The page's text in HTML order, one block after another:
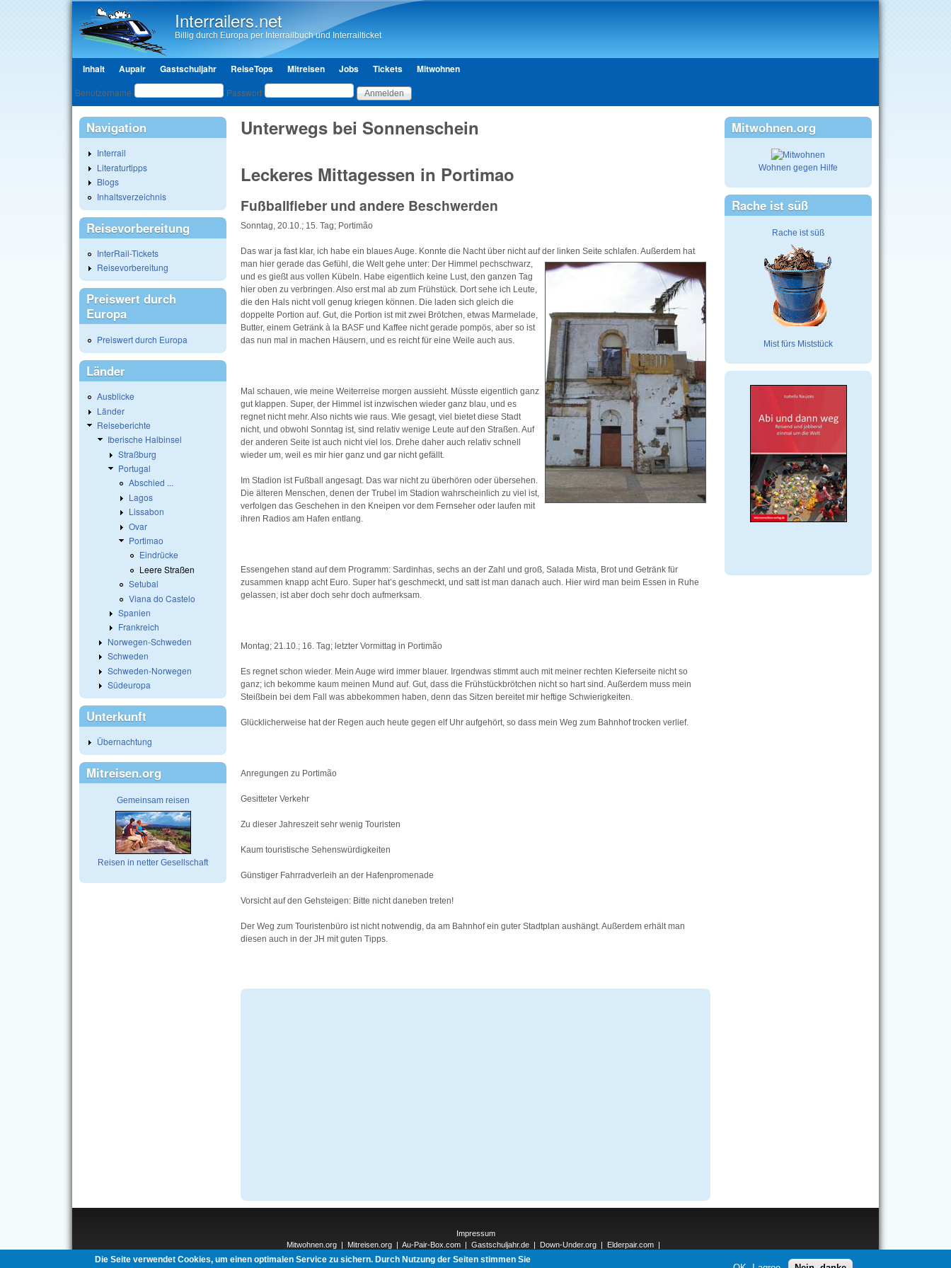
Interrailers.net
Billig durch Europa per Interrailbuch und Interrailticket
Hauptmenü
Inhalt Aupair Gastschuljahr ReiseTops Mitreisen Jobs Tickets Mitwohnen
Benutzeranmeldung
Benutzername Passwort
Unterwegs bei Sonnenschein
Leckeres Mittagessen in Portimao
Fußballfieber und andere Beschwerden
Sonntag, 20.10.; 15. Tag; Portimão
Das war ja fast klar, ich habe ein blaues Auge. Konnte die Nacht über nicht auf der linken Seite schlafen. Außerdem hat
man hier gerade das Gefühl, die Welt gehe unter: Der Himmel pechschwarz,
und es gießt aus vollen Kübeln. Habe eigentlich keine Lust, den ganzen Tag
hier oben zu verbringen. Also erst mal ab zum Frühstück. Dort sehe ich Leute,
die den Hals nicht voll genug kriegen können. Die laden sich gleich die
doppelte Portion auf. Gut, die Portion ist mit zwei Brötchen, etwas Marmelade,
Butter, einem Getränk à la BASF und Kaffee nicht gerade pompös, aber so ist
das nun mal in machen Häusern, und es reicht für eine Weile auch aus.
Mal schauen, wie meine Weiterreise morgen aussieht. Müsste eigentlich ganz
gut klappen. Super, der Himmel ist inzwischen wieder ganz blau, und es
regnet nicht mehr. Also nichts wie raus. Wie gesagt, viel bietet diese Stadt
nicht, und obwohl Sonntag ist, sind relativ wenige Leute auf den Straßen. Auf
der anderen Seite ist auch nicht viel los. Drehe daher auch relativ schnell
wieder um, weil es mir hier ganz und gar nicht gefällt.
Im Stadion ist Fußball angesagt. Das war nicht zu überhören oder übersehen.
Die älteren Menschen, denen der Trubel im Stadion wahrscheinlich zu viel ist,
verfolgen das Geschehen in den Kneipen vor dem Fernseher oder laufen mit
ihren Radios am Hafen entlang.
Essengehen stand auf dem Programm: Sardinhas, sechs an der Zahl und groß, Salada Mista, Brot und Getränk für
zusammen knapp acht Euro. Super hat’s geschmeckt, und satt ist man danach auch. Hier wird man beim Essen in Ruhe
gelassen, ist aber doch sehr doch aufmerksam.
Montag; 21.10.; 16. Tag; letzter Vormittag in Portimão
Es regnet schon wieder. Mein Auge wird immer blauer. Irgendwas stimmt auch mit meiner rechten Kieferseite nicht so
ganz; ich bekomme kaum meinen Mund auf. Gut, dass die Frühstückbrötchen nicht so hart sind. Außerdem muss mein
Steißbein bei dem Fall was abbekommen haben, denn das Sitzen bereitet mir heftige Schwierigkeiten.
Glücklicherweise hat der Regen auch heute gegen elf Uhr aufgehört, so dass mein Weg zum Bahnhof trocken verlief.
Anregungen zu Portimão
Gesitteter Verkehr
Zu dieser Jahreszeit sehr wenig Touristen
Kaum touristische Sehenswürdigkeiten
Günstiger Fahrradverleih an der Hafenpromenade
Vorsicht auf den Gehsteigen: Bitte nicht daneben treten!
Der Weg zum Touristenbüro ist nicht notwendig, da am Bahnhof ein guter Stadtplan aushängt. Außerdem erhält man
diesen auch in der JH mit guten Tipps.
Navigation
Interrail
Literaturtipps
Blogs
Inhaltsverzeichnis
Reisevorbereitung
InterRail-Tickets
Reisevorbereitung
Preiswert durch
Europa
Preiswert durch Europa
Länder
Ausblicke
Länder
Reiseberichte
Iberische Halbinsel
Straßburg
Portugal
Abschied ...
Lagos
Lissabon
Ovar
Portimao
Eindrücke
Leere Straßen
Setubal
Viana do Castelo
Spanien
Frankreich
Norwegen-Schweden
Schweden
Schweden-Norwegen
Südeuropa
Unterkunft
Übernachtung
Mitreisen.org
Gemeinsam reisen
Reisen in netter Gesellschaft
Mitwohnen.org
Wohnen gegen Hilfe
Rache ist süß
Rache ist süß
Mist fürs Miststück
Impressum
Mitwohnen.org
Mitreisen.org Au-Pair-Box.com Gastschuljahr.de Down-Under.org Elderpair.com
Interconnections-Verlag.de|Natur-und-Umwelt.org|ReiseTops.com
Die Seite verwendet Cookies, um einen optimalen Service zu sichern. Durch Nutzung der Seiten stimmen Sie